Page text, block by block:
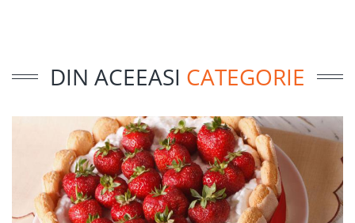
DIN ACEEASI CATEGORIE